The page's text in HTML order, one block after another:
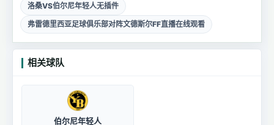
洛桑VS伯尔尼年轻人无插件
弗雷德里西亚足球俱乐部对阵文德斯尔FF直播在线观看
相关球队
伯尔尼年轻人